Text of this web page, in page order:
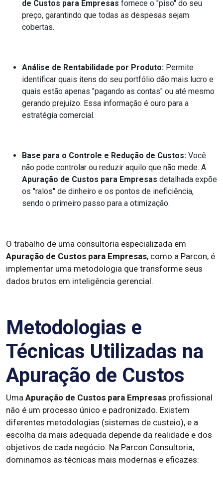
de Custos para Empresas fornece o "piso" do seu
preço, garantindo que todas as despesas sejam
cobertas.
Análise de Rentabilidade por Produto: Permite
identificar quais itens do seu portfólio dão mais lucro e
quais estão apenas "pagando as contas" ou até mesmo
gerando prejuízo. Essa informação é ouro para a
estratégia comercial.
Base para o Controle e Redução de Custos: Você
não pode controlar ou reduzir aquilo que não mede. A
Apuração de Custos para Empresas detalhada expõe
os "ralos" de dinheiro e os pontos de ineficiência,
sendo o primeiro passo para a otimização.
O trabalho de uma consultoria especializada em
Apuração de Custos para Empresas, como a Parcon, é
implementar uma metodologia que transforme seus
dados brutos em inteligência gerencial.
Metodologias e
Técnicas Utilizadas na
Apuração de Custos
Uma Apuração de Custos para Empresas profissional
não é um processo único e padronizado. Existem
diferentes metodologias (sistemas de custeio), e a
escolha da mais adequada depende da realidade e dos
objetivos de cada negócio. Na Parcon Consultoria,
dominamos as técnicas mais modernas e eficazes: